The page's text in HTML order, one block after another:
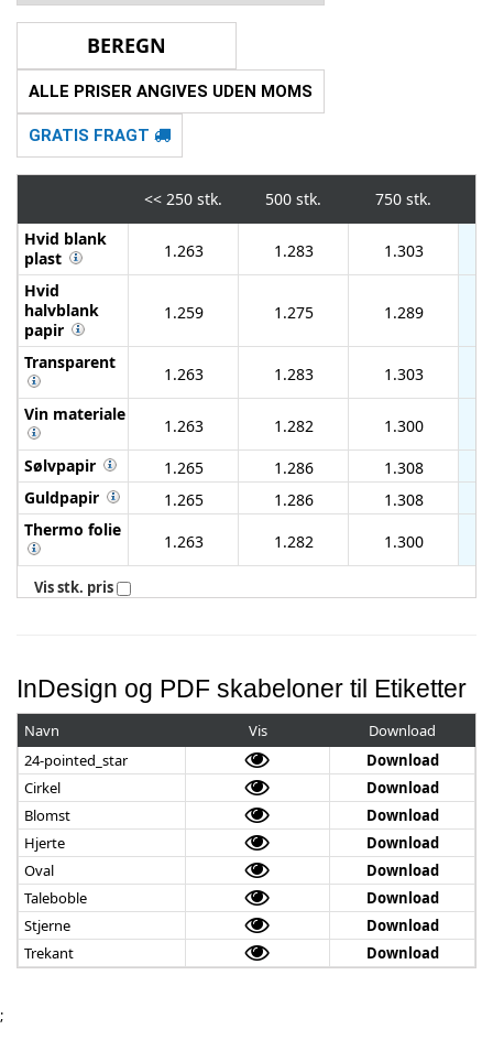
ALLE PRISER ANGIVES UDEN MOMS
GRATIS FRAGT
<< 250 stk. 500 stk. 750 stk.
Hvid blank
plast
1.263 1.283
1.303
Hvid
halvblank
papir
1.259 1.275 1.289
Transparent
1.263 1.283
1.303
Vin materiale
1.263 1.282
1.300
Sølvpapir
1.265 1.286
1.308
Guldpapir
1.265 1.286
1.308
Thermo folie
1.263 1.282 1.300
Vis stk. pris
InDesign og PDF skabeloner til Etiketter
Navn Vis
Download
24-pointed_star
Download
Cirkel
Download
Blomst
Download
Hjerte
Download
Oval
Download
Taleboble
Download
Stjerne
Download
Trekant
Download
;